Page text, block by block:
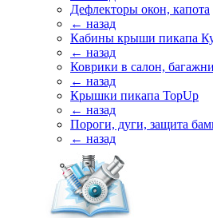
Дефлекторы окон, капота
← назад
Кабины крыши пикапа
← назад
Коврики в салон,
← назад
Крышки пикапа TopUp
← назад
Пороги, дуги, защита
← назад